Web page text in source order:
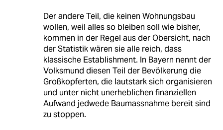
Der andere Teil, die keinen Wohnungsbau
wollen, weil alles so bleiben soll wie bisher,
kommen in der Regel aus der Obersicht, nach
der Statistik wären sie alle reich, dass
klassische Establishment. In Bayern nennt der
Volksmund diesen Teil der Bevölkerung die
Großkopferten, die lautstark sich organisieren
und unter nicht unerheblichen finanziellen
Aufwand jedwede Baumassnahme bereit sind
zu stoppen.